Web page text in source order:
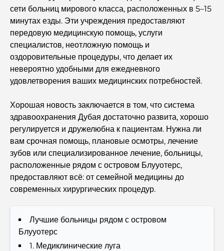
Лучшие подарки класса люкс для мужчин:
продуманные и вневременные идеи для презентов.
Школы рядом с Палм-Джумейра: подробное
руководство для семей
Лучшие отели в районе Business Bay, Дубай: ваш
Лучшие кофейни Дубая с прекрасным видом:
идеальное сочетание вкуса и пейзажа.
Рестораны с видом на Бурдж-аль-Араб: Изысканные
рестораны в Дубае
Пляжные клубы Палм-Джумейра: полный
Итальянские рестораны в центре Дубая: вкус Италии в
самом сердце города
сети больниц мирового класса, расположенных в 5–15
минутах езды. Эти учреждения предоставляют
передовую медицинскую помощь, услуги
специалистов, неотложную помощь и
оздоровительные процедуры, что делает их
невероятно удобными для ежедневного
удовлетворения ваших медицинских потребностей.
Хорошая новость заключается в том, что система
здравоохранения Дубая достаточно развита, хорошо
регулируется и дружелюбна к пациентам. Нужна ли
вам срочная помощь, плановые осмотры, лечение
зубов или специализированное лечение, больницы,
расположенные рядом с островом Блууотерс,
предоставляют всё: от семейной медицины до
современных хирургических процедур.
Лучшие больницы рядом с островом
Блууотерс
1. Медиклинические луга